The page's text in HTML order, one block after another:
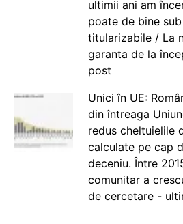
ultimii ani am
poate de bine
titularizabile / La
garanta de la
post
Unici în UE:
din întreaga
redus cheltuielile
calculate pe cap
deceniu. Între
comunitar a
de cercetare -